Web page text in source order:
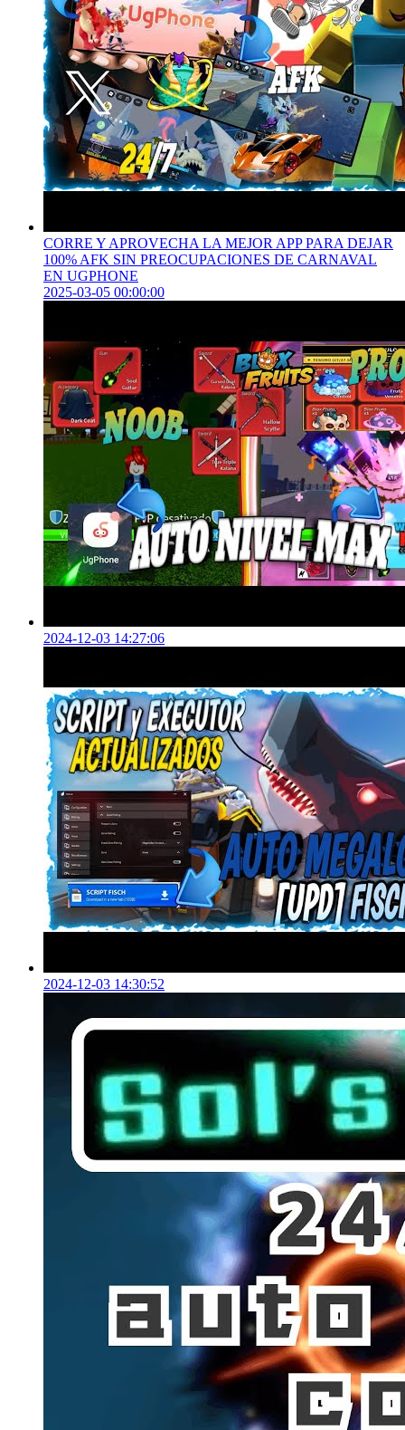
CORRE Y APROVECHA LA MEJOR APP PARA DEJAR
100% AFK SIN PREOCUPACIONES DE CARNAVAL
EN UGPHONE
2025-03-05 00:00:00
2024-12-03 14:27:06
2024-12-03 14:30:52